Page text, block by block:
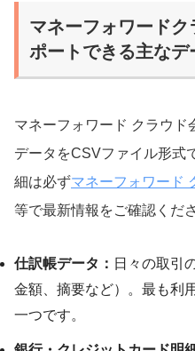
マネーフォワード
ポートできる主なデ
マネーフォワード クラウド
データをCSVファイル形式
細は必ずマネーフォワード
等で最新情報をご確認くだ
仕訳帳データ： 日々の取引
金額、摘要など）。最も利
一つです。